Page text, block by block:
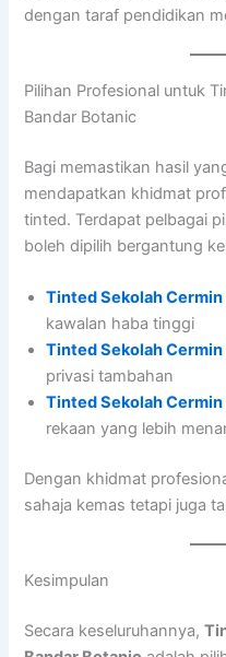
dengan taraf pendidikan
Pilihan Profesional untuk
Bandar Botanic
Bagi memastikan hasil
mendapatkan khidmat
tinted. Terdapat pelbagai
boleh dipilih bergantung
Tinted Sekolah
kawalan haba tinggi
Tinted Sekolah
privasi tambahan
Tinted Sekolah
rekaan yang lebih
Dengan khidmat
sahaja kemas tetapi juga
Kesimpulan
Secara keseluruhannya,